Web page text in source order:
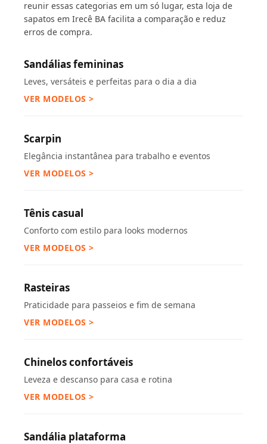
reunir essas categorias em um só lugar, esta loja de
sapatos em Irecê BA facilita a comparação e reduz
erros de compra.
Sandálias femininas
Leves, versáteis e perfeitas para o dia a dia
VER MODELOS >
Scarpin
Elegância instantânea para trabalho e eventos
VER MODELOS >
Tênis casual
Conforto com estilo para looks modernos
VER MODELOS >
Rasteiras
Praticidade para passeios e fim de semana
VER MODELOS >
Chinelos confortáveis
Leveza e descanso para casa e rotina
VER MODELOS >
Sandália plataforma